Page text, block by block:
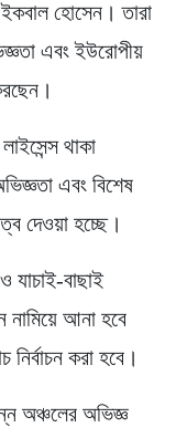
ইকবাল হোসেন। তারা
এবং ইউরোপীয়
থাকা
এবং বিশেষ
দেওয়া হচ্ছে।
যাচাই-বাছাই
আনা হবে
করা হবে।
অঞ্চলের অভিজ্ঞ